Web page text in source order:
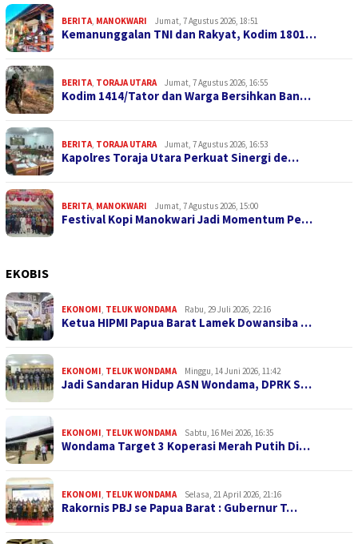
BERITA MANOKWARI Jumat, 7 Agustus 2026, 18:51
Kemanunggalan TNI dan Rakyat, Kodim 1801…
BERITA TORAJA UTARA Jumat, 7 Agustus 2026, 16:55
Kodim 1414/Tator dan Warga Bersihkan Ban…
BERITA TORAJA UTARA Jumat, 7 Agustus 2026, 16:53
Kapolres Toraja Utara Perkuat Sinergi de…
BERITA MANOKWARI Jumat, 7 Agustus 2026, 15:00
Festival Kopi Manokwari Jadi Momentum Pe…
EKOBIS
EKONOMI TELUK WONDAMA Rabu, 29 Juli 2026, 22:16
Ketua HIPMI Papua Barat Lamek Dowansiba …
EKONOMI TELUK WONDAMA Minggu, 14 Juni 2026, 11:42
Jadi Sandaran Hidup ASN Wondama, DPRK S…
EKONOMI TELUK WONDAMA Sabtu, 16 Mei 2026, 16:35
Wondama Target 3 Koperasi Merah Putih Di…
EKONOMI TELUK WONDAMA Selasa, 21 April 2026, 21:16
Rakornis PBJ se Papua Barat : Gubernur T…